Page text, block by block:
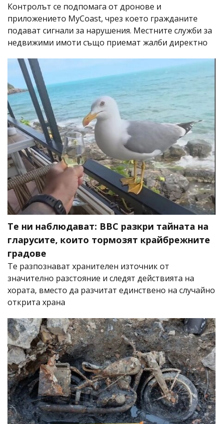
Контролът се подпомага от дронове и
приложението MyCoast, чрез което гражданите
подават сигнали за нарушения. Местните служби за
недвижими имоти също приемат жалби директно
Те ни наблюдават: BBC разкри тайната на
гларусите, които тормозят крайбрежните
градове
Те разпознават хранителен източник от
значително разстояние и следят действията на
хората, вместо да разчитат единствено на случайно
открита храна